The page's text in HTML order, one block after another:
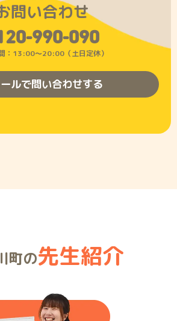
問い合わせ
990-090
：13:00〜20:00（土日定休）
ルで問い合わせする
町の先生紹介